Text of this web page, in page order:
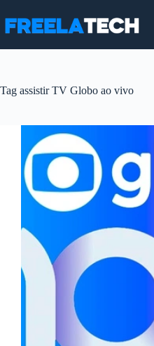
para
Tag assistir TV Globo ao vivo